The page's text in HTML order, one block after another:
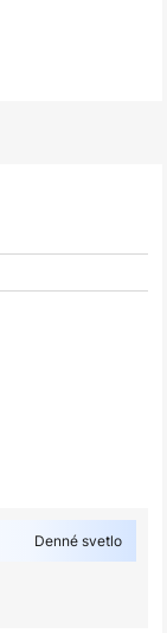
Denné svetlo